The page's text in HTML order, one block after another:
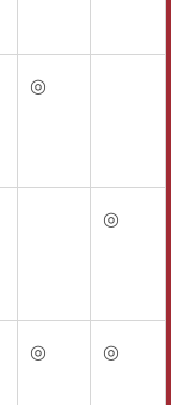
◎
◎
◎ ◎